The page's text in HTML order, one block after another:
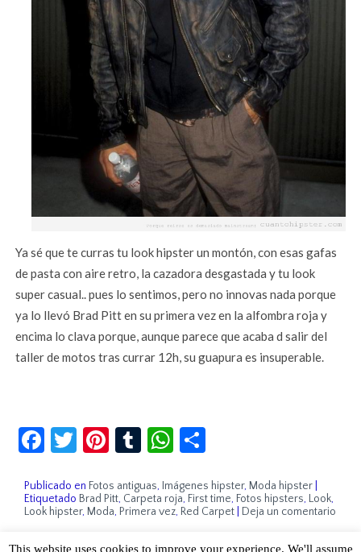
Ya sé que te curras tu look hipster un montón, con esas gafas
de pasta con aire retro, la cazadora desgastada y tu look
super casual.. pues lo sentimos, pero no innovas nada porque
ya lo llevó Brad Pitt en su primera vez en la alfombra roja y
encima lo clava porque, aunque parece que acaba d salir del
taller de motos tras currar 12h, su guapura es insuperable.
Facebook
Twitter
Pinterest
TumblrWhatsApp
Publicado en Fotos antiguas, Imágenes hipster, Moda hipster
Etiquetado Brad Pitt, Carpeta roja, First time, Fotos hipsters, Look,
Look hipster, Moda, Primera vez, Red Carpet Deja un comentario
This website uses cookies to improve your experience. We'll assume